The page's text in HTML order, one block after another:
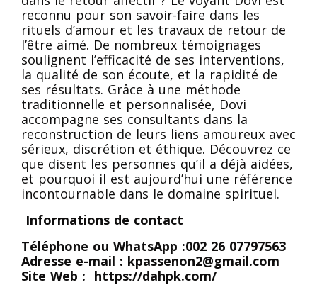
reconnu pour son savoir-faire dans les
rituels d’amour et les travaux de retour de
l’être aimé. De nombreux témoignages
soulignent l’efficacité de ses interventions,
la qualité de son écoute, et la rapidité de
ses résultats. Grâce à une méthode
traditionnelle et personnalisée, Dovi
accompagne ses consultants dans la
reconstruction de leurs liens amoureux avec
sérieux, discrétion et éthique. Découvrez ce
que disent les personnes qu’il a déjà aidées,
et pourquoi il est aujourd’hui une référence
incontournable dans le domaine spirituel.
Informations de contact
Téléphone ou WhatsApp :002 26 07797563
Adresse e-mail : kpassenon2@gmail.com
Site Web : https://dahpk.com/